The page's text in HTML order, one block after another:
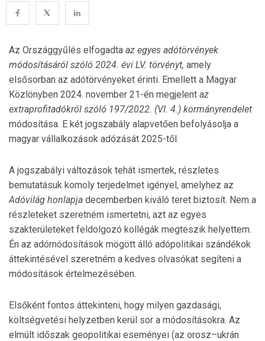
Az Országgyűlés elfogadta az egyes adótörvények
módosításáról szóló 2024. évi LV. törvényt, amely
elsősorban az adótörvényeket érinti. Emellett a Magyar
Közlönyben 2024. november 21-én megjelent az
extraprofitadókról szóló 197/2022. (VI. 4.) kormányrendelet
módosítása. E két jogszabály alapvetően befolyásolja a
magyar vállalkozások adózását 2025-től.
A jogszabályi változások tehát ismertek, részletes
bemutatásuk komoly terjedelmet igényel, amelyhez az
Adóvilág honlapja decemberben kiváló teret biztosít. Nem a
részleteket szeretném ismertetni, azt az egyes
szakterületeket feldolgozó kollégák megteszik helyettem.
Én az adómódosítások mögött álló adópolitikai szándékok
áttekintésével szeretném a kedves olvasókat segíteni a
módosítások értelmezésében.
Elsőként fontos áttekinteni, hogy milyen gazdasági,
költségvetési helyzetben kerül sor a módosításokra. Az
elmúlt időszak geopolitikai eseményei (az orosz–ukrán